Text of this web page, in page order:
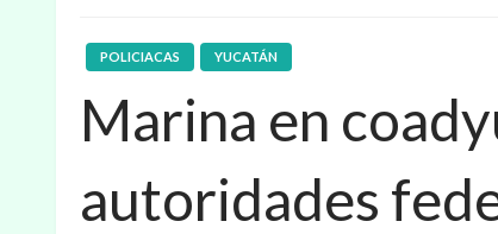
POLICIACAS YUCATÁN
Marina en
autoridades